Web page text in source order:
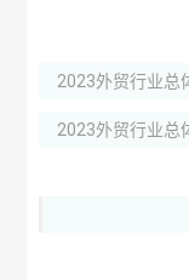
2023外贸行业总
2023外贸行业总